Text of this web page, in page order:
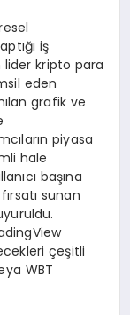
iş
lider kripto para
eden
grafik ve
piyasa
hale
başına
sunan
çeşitli
WBT